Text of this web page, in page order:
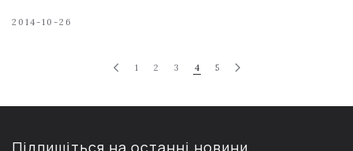
2014-10-26
1 2 3 4 5
Підпишіться на останні новини